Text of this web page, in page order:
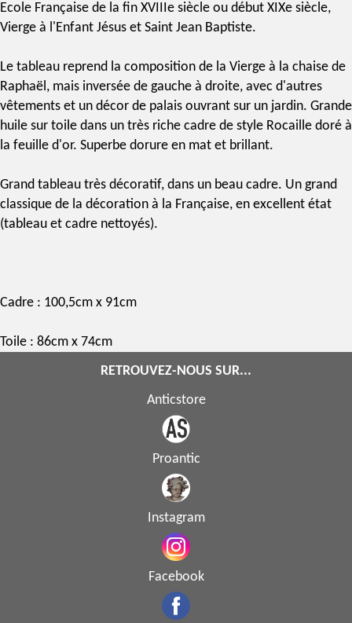
Ecole Française de la fin XVIIIe siècle ou début XIXe siècle,
Vierge à l'Enfant Jésus et Saint Jean Baptiste.
Le tableau reprend la composition de la Vierge à la chaise de
Raphaël, mais inversée de gauche à droite, avec d'autres
vêtements et un décor de palais ouvrant sur un jardin. Grande
huile sur toile dans un très riche cadre de style Rocaille doré à
la feuille d'or. Superbe dorure en mat et brillant.
Grand tableau très décoratif, dans un beau cadre. Un grand
classique de la décoration à la Française, en excellent état
(tableau et cadre nettoyés).
Cadre : 100,5cm x 91cm
Toile : 86cm x 74cm
RETROUVEZ-NOUS SUR...
Anticstore
Proantic
Instagram
Facebook